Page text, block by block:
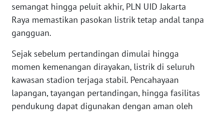
semangat hingga peluit akhir, PLN UID Jakarta
Raya memastikan pasokan listrik tetap andal tanpa
gangguan.
Sejak sebelum pertandingan dimulai hingga
momen kemenangan dirayakan, listrik di seluruh
kawasan stadion terjaga stabil. Pencahayaan
lapangan, tayangan pertandingan, hingga fasilitas
pendukung dapat digunakan dengan aman oleh
TENTANG
KAMI
PEDOMAN
MEDIA
SIBER
REDAKSI